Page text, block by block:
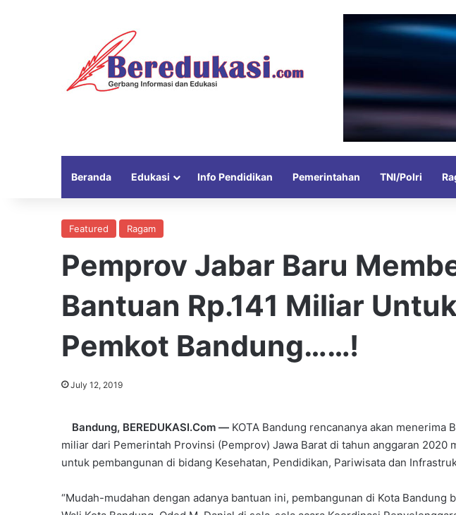
Beranda Edukasi Info Pendidikan Pemerintahan TNI/Polri
Featured Ragam
Pemprov Jabar Baru
Bantuan Rp.141 Miliar
Pemkot Bandung……!
July 12, 2019
Bandung, BEREDUKASI.Com — KOTA Bandung rencananya akan menerima
miliar dari Pemerintah Provinsi (Pemprov) Jawa Barat di tahun anggaran 2020
untuk pembangunan di bidang Kesehatan, Pendidikan, Pariwisata dan
“Mudah-mudahan dengan adanya bantuan ini, pembangunan di Kota Bandung